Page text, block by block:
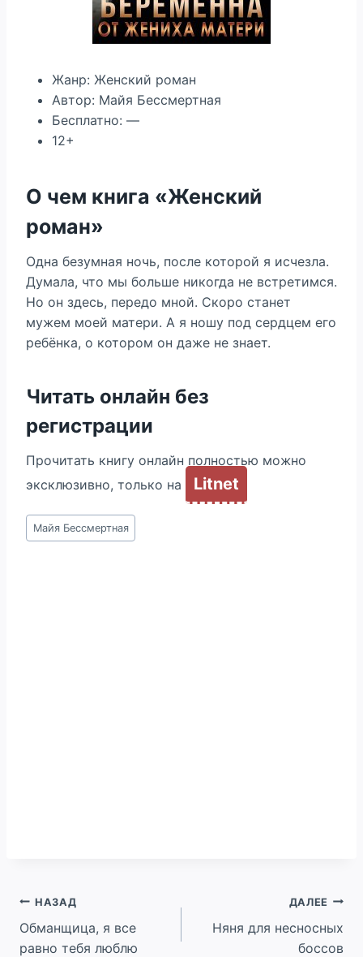
Жанр: Женский роман
Автор: Майя Бессмертная
Бесплатно: —
12+
О чем книга «Женский
роман»
Одна безумная ночь, после которой я исчезла.
Думала, что мы больше никогда не встретимся.
Но он здесь, передо мной. Скоро станет
мужем моей матери. А я ношу под сердцем его
ребёнка, о котором он даже не знает.
Читать онлайн без
регистрации
Прочитать книгу онлайн полностью можно
эксклюзивно, только на
Litnet
Метки
записи:
Майя Бессмертная
Навигация
по
НАЗАД
Обманщица, я все
равно тебя люблю
ДАЛЕЕ
Няня для несносных
боссов